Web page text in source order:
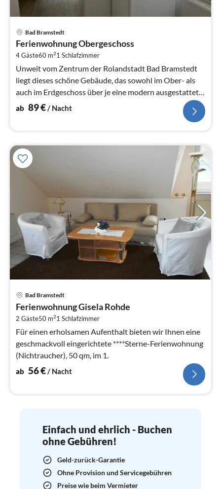
Bad Bramstedt
Ferienwohnung Obergeschoss
4 Gäste60 m21 Schlafzimmer
Unweit vom Zentrum der Rolandstadt Bad Bramstedt
liegt dieses schöne Gebäude, das sowohl im Ober- als
auch im Erdgeschoss über je eine modern ausgestattete
Ferienwohnung verfügt.
ab 89€/ Nacht
Bad Bramstedt
Ferienwohnung Gisela Rohde
2 Gäste50 m21 Schlafzimmer
Für einen erholsamen Aufenthalt bieten wir Ihnen eine
geschmackvoll eingerichtete ****Sterne-Ferienwohnung
(Nichtraucher), 50 qm, im 1.
ab 56€/ Nacht
Einfach und ehrlich - Buchen
ohne Gebühren!
Geld-zurück-Garantie
Ohne Provision und Servicegebühren
Preise wie beim Vermieter